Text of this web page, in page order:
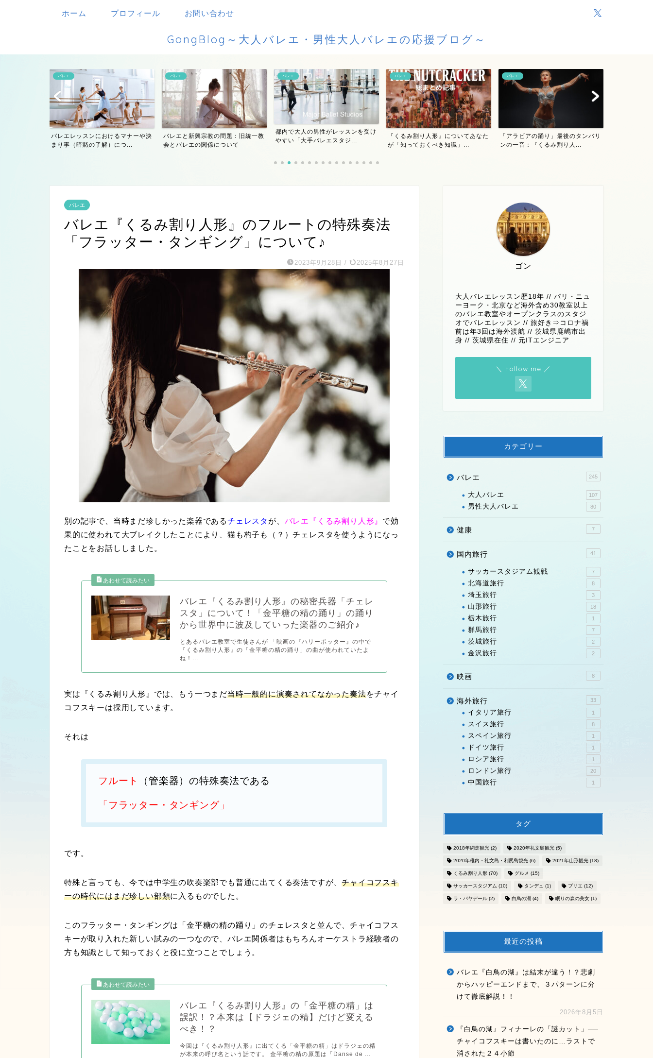
ホーム プロフィール お問い合わせ
GongBlog～大人バレエ・男性大人バレエの応援ブログ～
バレエ
バレエレッスンにおけるマナーや決
まり事（暗黙の了解）につ...
バレエ
バレエと新興宗教の問題：旧統一教
会とバレエの関係について
バレエ
都内で大人の男性がレッスンを受け
やすい「大手バレエスタジ...
バレエ
『くるみ割り人形』についてあなた
が「知っておくべき知識」...
バレエ
「アラビアの踊り」最後のタンバリ
ンの一音：『くるみ割り人...
バレエ
バレエ『くるみ割り人形』のフルートの特殊奏法
「フラッター・タンギング」について♪
2023年9月28日 / 2025年8月27日
別の記事で、当時まだ珍しかった楽器であるチェレスタ が、 バレエ『くるみ割り人形』 で効
果的に使われて大ブレイクしたことにより、猫も杓子も（？）チェレスタを使うようになっ
たことをお話ししました。
バレエ『くるみ割り人形』の秘密兵器「チェレ
スタ」について！「金平糖の精の踊り」の踊り
から世界中に波及していった楽器のご紹介♪
とあるバレエ教室で生徒さんが 「映画の『ハリーポッター』の中で
『くるみ割り人形』の「金平糖の精の踊り」の曲が使われていたよ
ね！...
実は『くるみ割り人形』では、もう一つまだ当時一般的に演奏されてなかった奏法をチャイ
コフスキーは採用しています。
それは
フルート （管楽器）の特殊奏法である
「フラッター・タンギング」
です。
特殊と言っても、今では中学生の吹奏楽部でも普通に出てくる奏法ですが、チャイコフスキ
ーの時代にはまだ珍しい部類に入るものでした。
このフラッター・タンギングは「金平糖の精の踊り」のチェレスタと並んで、チャイコフス
キーが取り入れた新しい試みの一つなので、バレエ関係者はもちろんオーケストラ経験者の
方も知識として知っておくと役に立つことでしょう。
バレエ『くるみ割り人形』の「金平糖の精」は
誤訳！？本来は【ドラジェの精】だけど変える
べき！？
今回は『くるみ割り人形』に出てくる「金平糖の精」はドラジェの精
が本来の呼び名という話です。 金平糖の精の原題は「Danse de ...
ゴン
大人バレエレッスン歴18年 // パリ・ニュ
ーヨーク・北京など海外含め30教室以上
のバレエ教室やオープンクラスのスタジ
オでバレエレッスン // 旅好き⇒コロナ禍
前は年3回は海外渡航 // 茨城県鹿嶋市出
身 // 茨城県在住 // 元ITエンジニア
＼ Follow me ／
カテゴリー
バレエ 245
大人バレエ 107
男性大人バレエ 80
健康 7
国内旅行 41
サッカースタジアム観戦 7
北海道旅行 8
埼玉旅行 3
山形旅行 18
栃木旅行 1
群馬旅行 7
茨城旅行 2
金沢旅行 2
映画 8
海外旅行 33
イタリア旅行 1
スイス旅行 8
スペイン旅行 1
ドイツ旅行 1
ロシア旅行 1
ロンドン旅行 20
中国旅行 1
タグ
2018年網走観光(2) 2020年礼文島観光(5)
2020年稚内・礼文島・利尻島観光(6) 2021年山形観光(18)
くるみ割り人形(70) グルメ (15)
サッカースタジアム (10) タンデュ (1) プリエ (12)
ラ・バヤデール(2) 白鳥の湖(4) 眠りの森の美女(1)
最近の投稿
バレエ『白鳥の湖』は結末が違う！？悲劇
からハッピーエンドまで、３パターンに分
けて徹底解説！！
2026年8月5日
『白鳥の湖』フィナーレの「謎カット」──
チャイコフスキーは書いたのに…ラストで
消された２４小節